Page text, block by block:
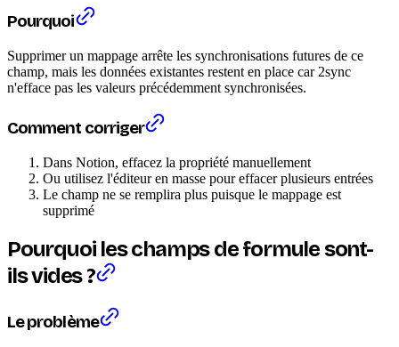
Pourquoi
Supprimer un mappage arrête les synchronisations futures de ce
champ, mais les données existantes restent en place car 2sync
n'efface pas les valeurs précédemment synchronisées.
Comment corriger
Dans Notion, effacez la propriété manuellement
Ou utilisez l'éditeur en masse pour effacer plusieurs entrées
Le champ ne se remplira plus puisque le mappage est
supprimé
Pourquoi les champs de formule sont-
ils vides ?
Le problème